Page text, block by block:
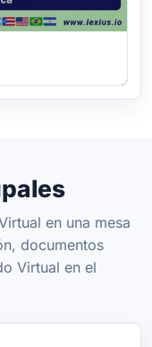
en una mesa
documentos
Virtual en el